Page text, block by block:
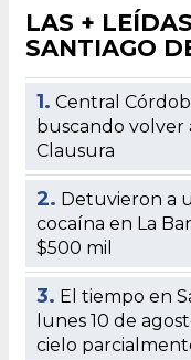
LAS +
SANTIAGO
1. Central
buscando volver
Clausura
2. Detuvieron a
cocaína en La
$500 mil
3. El tiempo en
lunes 10 de
cielo